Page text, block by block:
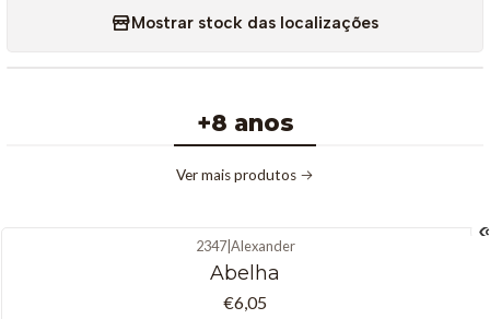
Mostrar stock das localizações
+8 anos
Ver mais produtos
2347|Alexander
Abelha
€6,05